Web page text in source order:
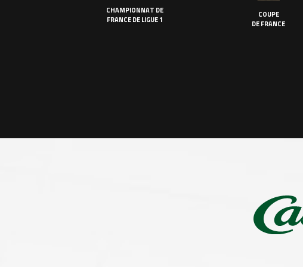
CHAMPIONNAT DE
FRANCE DE LIGUE 1
COUPE
DE FRANCE